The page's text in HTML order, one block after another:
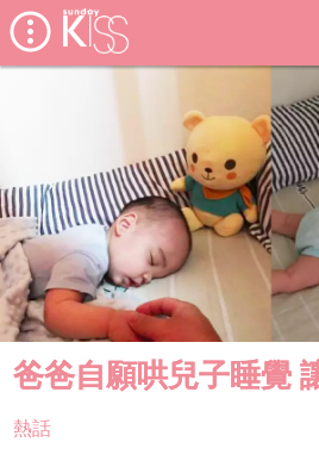
爸爸自願哄兒子睡覺
熱話